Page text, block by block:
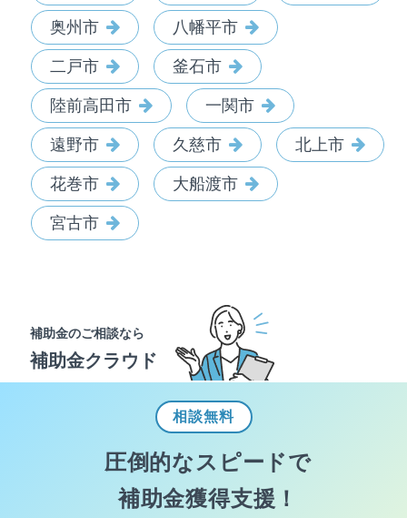
奥州市 八幡平市
二戸市 釜石市
陸前高田市 一関市
遠野市 久慈市 北上市
花巻市 大船渡市
宮古市
補助金のご相談なら
補助金クラウド
相談無料
圧倒的なスピードで
補助金獲得支援！